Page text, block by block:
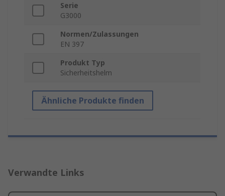
Serie
G3000
Normen/Zulassungen
EN 397
Produkt Typ
Sicherheitshelm
Ähnliche Produkte finden
Verwandte Links